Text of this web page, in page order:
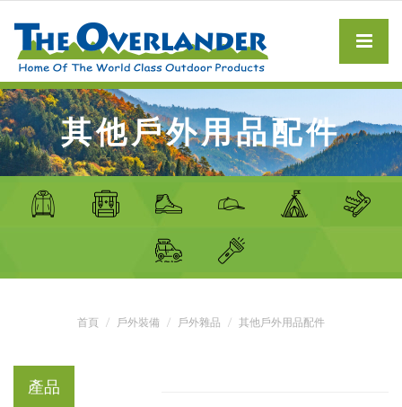
其他戶外用品配件
首頁 戶外裝備 戶外雜品 其他戶外用品配件
產品